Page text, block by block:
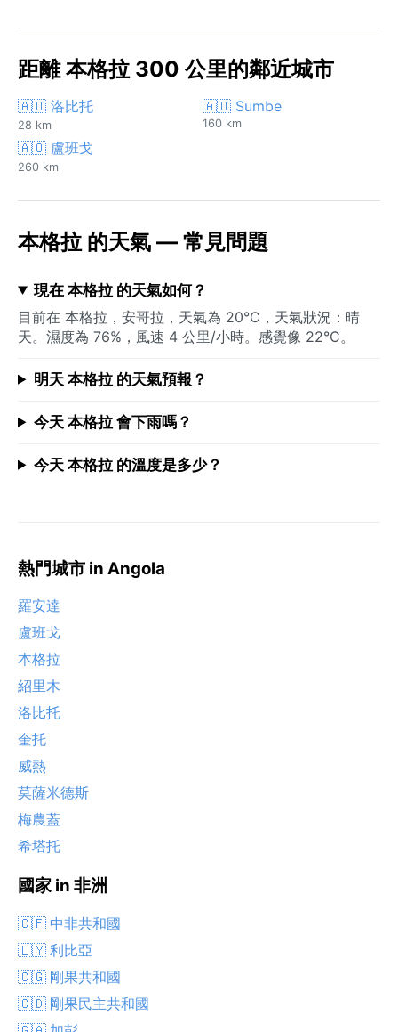
距離 本格拉 300 公里的鄰近城市
🇦🇴 洛比托
28 km
🇦🇴 Sumbe
160 km
🇦🇴 盧班戈
260 km
本格拉 的天氣 — 常見問題
現在 本格拉 的天氣如何？
目前在 本格拉，安哥拉，天氣為 20°C，天氣狀況：晴
天。濕度為 76%，風速 4 公里/小時。感覺像 22°C。
明天 本格拉 的天氣預報？
今天 本格拉 會下雨嗎？
今天 本格拉 的溫度是多少？
熱門城市 in Angola
羅安達
盧班戈
本格拉
紹里木
洛比托
奎托
威熱
莫薩米德斯
梅農蓋
希塔托
國家 in 非洲
🇨🇫 中非共和國
🇱🇾 利比亞
🇨🇬 剛果共和國
🇨🇩 剛果民主共和國